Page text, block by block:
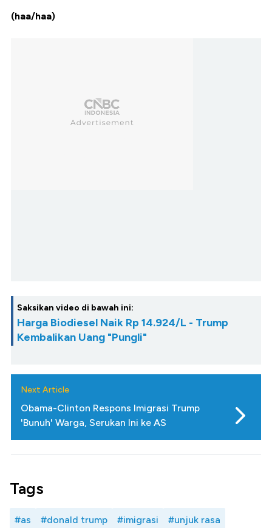
(haa/haa)
Saksikan video di bawah ini:
Harga Biodiesel Naik Rp 14.924/L - Trump
Kembalikan Uang "Pungli"
Next Article
Obama-Clinton Respons Imigrasi Trump
'Bunuh' Warga, Serukan Ini ke AS
Tags
#as #donald trump #imigrasi #unjuk rasa